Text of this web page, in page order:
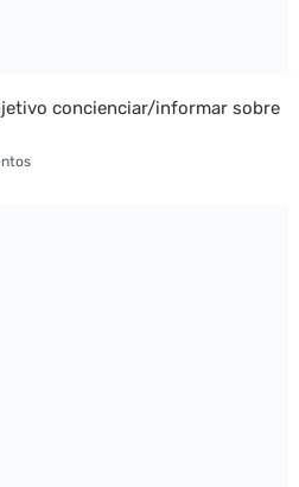
concienciar/informar sobre